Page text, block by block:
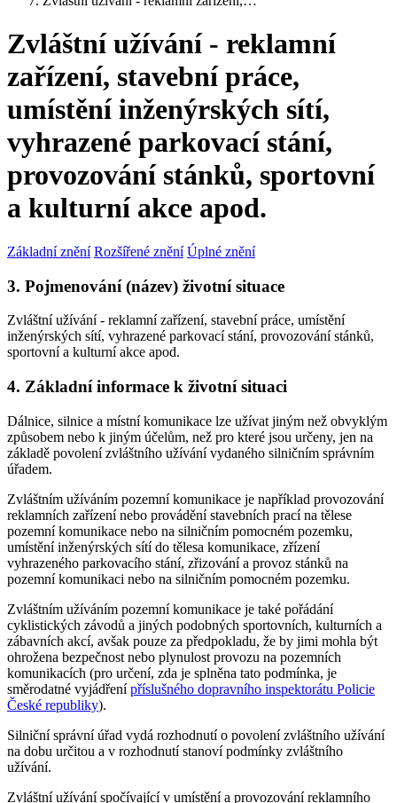
Zvláštní užívání - reklamní
zařízení, stavební práce,
umístění inženýrských sítí,
vyhrazené parkovací stání,
provozování stánků, sportovní
a kulturní akce apod.
Základní znění Rozšířené znění Úplné znění
3. Pojmenování (název) životní situace
Zvláštní užívání - reklamní zařízení, stavební práce, umístění
inženýrských sítí, vyhrazené parkovací stání, provozování stánků,
sportovní a kulturní akce apod.
4. Základní informace k životní situaci
Dálnice, silnice a místní komunikace lze užívat jiným než obvyklým
způsobem nebo k jiným účelům, než pro které jsou určeny, jen na
základě povolení zvláštního užívání vydaného silničním správním
úřadem.
Zvláštním užíváním pozemní komunikace je například provozování
reklamních zařízení nebo provádění stavebních prací na tělese
pozemní komunikace nebo na silničním pomocném pozemku,
umístění inženýrských sítí do tělesa komunikace, zřízení
vyhrazeného parkovacího stání, zřizování a provoz stánků na
pozemní komunikaci nebo na silničním pomocném pozemku.
Zvláštním užíváním pozemní komunikace je také pořádání
cyklistických závodů a jiných podobných sportovních, kulturních a
zábavních akcí, avšak pouze za předpokladu, že by jimi mohla být
ohrožena bezpečnost nebo plynulost provozu na pozemních
komunikacích (pro určení, zda je splněna tato podmínka, je
směrodatné vyjádřenípříslušného dopravního inspektorátu Policie
České republiky).
Silniční správní úřad vydá rozhodnutí o povolení zvláštního užívání
na dobu určitou a v rozhodnutí stanoví podmínky zvláštního
užívání.
Zvláštní užívání spočívající v umístění a provozování reklamního